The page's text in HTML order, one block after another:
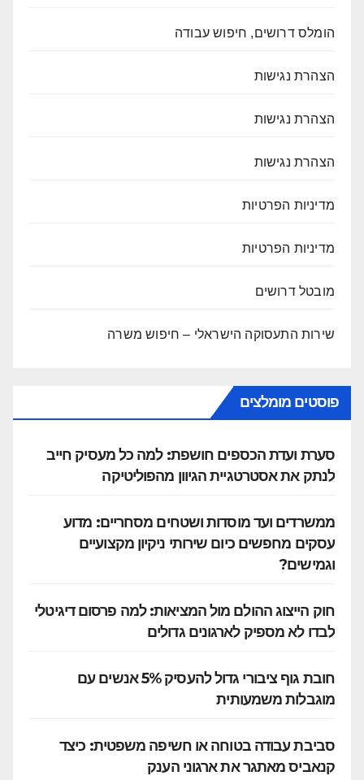
הומלס דרושים, חיפוש עבודה
הצהרת נגישות
הצהרת נגישות
הצהרת נגישות
מדיניות הפרטיות
מדיניות הפרטיות
מובטל דרושים
שירות התעסוקה הישראלי – חיפוש משרה
פוסטים מומלצים
סערת ועדת הכספים חושפת: למה כל מעסיק חייב
לנתק את אסטרטגיית הגיוון מהפוליטיקה
ממשרדים ועד מוסדות ושטחים מסחריים: מדוע
עסקים מחפשים כיום שירותי ניקיון מקצועיים
וגמישים?
חוק הייצוג ההולם מול המציאות: למה פרסום דיגיטלי
לבדו לא מספיק לארגונים גדולים
חובת גוף ציבורי גדול להעסיק 5% אנשים עם
מוגבלות משמעותית
סביבת עבודה בטוחה או חשיפה משפטית: כיצד
קנאביס מאתגר את ארגוני הענק